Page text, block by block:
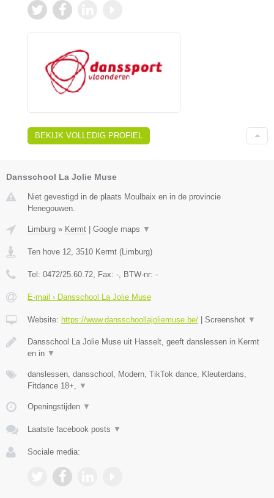
BEKIJK VOLLEDIG PROFIEL
Dansschool La Jolie Muse
Niet gevestigd in de plaats Moulbaix en in de provincie
Henegouwen.
Limburg » Kermt Google maps ▼
Ten hove 12 3510 Kermt ( Limburg)
Tel: 0472/25.60.72 , Fax: - , BTW-nr: -
E-mail › Dansschool La Jolie Muse
Website: https://www.dansschoollajoliemuse.be/ Screenshot ▼
Dansschool La Jolie Muse uit Hasselt, geeft danslessen in Kermt
en in ▼
danslessen, dansschool, Modern, TikTok dance, Kleuterdans,
Fitdance 18+,
▼
Openingstijden ▼
Laatste facebook posts ▼
Sociale media: